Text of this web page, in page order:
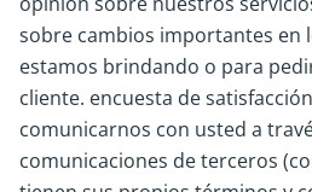
sobre cambios importantes en
estamos brindando o para
cliente. encuesta de
comunicarnos con usted a
comunicaciones de terceros